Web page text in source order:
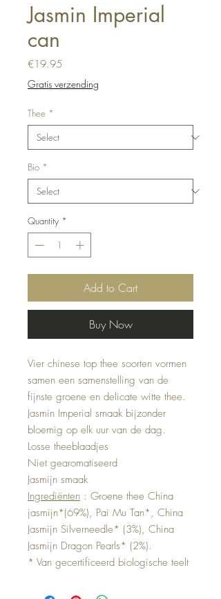
Jasmin Imperial
can
€19.95
Gratis verzending
Thee *
Bio *
Quantity *
Add to Cart
Buy Now
Vier chinese top thee soorten vormen
samen een samenstelling van de
fijnste groene en delicate witte thee.
Jasmin Imperial smaak bijzonder
bloemig op elk uur van de dag.
Losse theeblaadjes
Niet gearomatiseerd
Jasmijn smaak
Ingrediënten : Groene thee China
jasmijn*(69%), Pai Mu Tan*, China
Jasmijn Silverneedle* (3%), China
Jasmijn Dragon Pearls* (2%).
* Van gecertificeerd biologische teelt